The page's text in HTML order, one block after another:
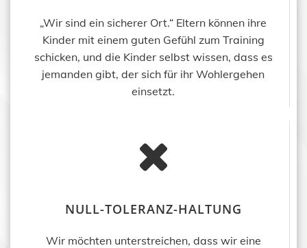
„Wir sind ein sicherer Ort.“ Eltern können ihre
Kinder mit einem guten Gefühl zum Training
schicken, und die Kinder selbst wissen, dass es
jemanden gibt, der sich für ihr Wohlergehen
einsetzt.
NULL-TOLERANZ-HALTUNG
Wir möchten unterstreichen, dass wir eine